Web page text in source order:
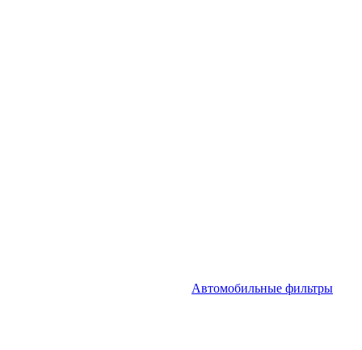
Автомобильные фильтры